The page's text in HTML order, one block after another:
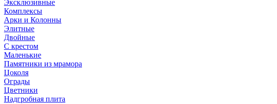
Эксклюзивные
Комплексы
Арки и Колонны
Элитные
Двойные
С крестом
Маленькие
Памятники из мрамора
Цоколя
Ограды
Цветники
Надгробная плита